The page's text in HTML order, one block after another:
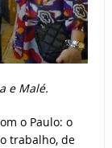
e Malé.
o Paulo: o
trabalho, de